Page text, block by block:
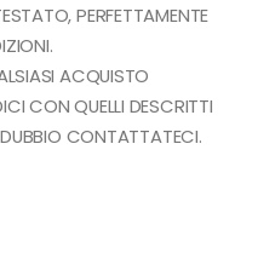
PERFETTAMENTE
ACQUISTO
CON QUELLI DESCRITTI
DUBBIO CONTATTATECI.